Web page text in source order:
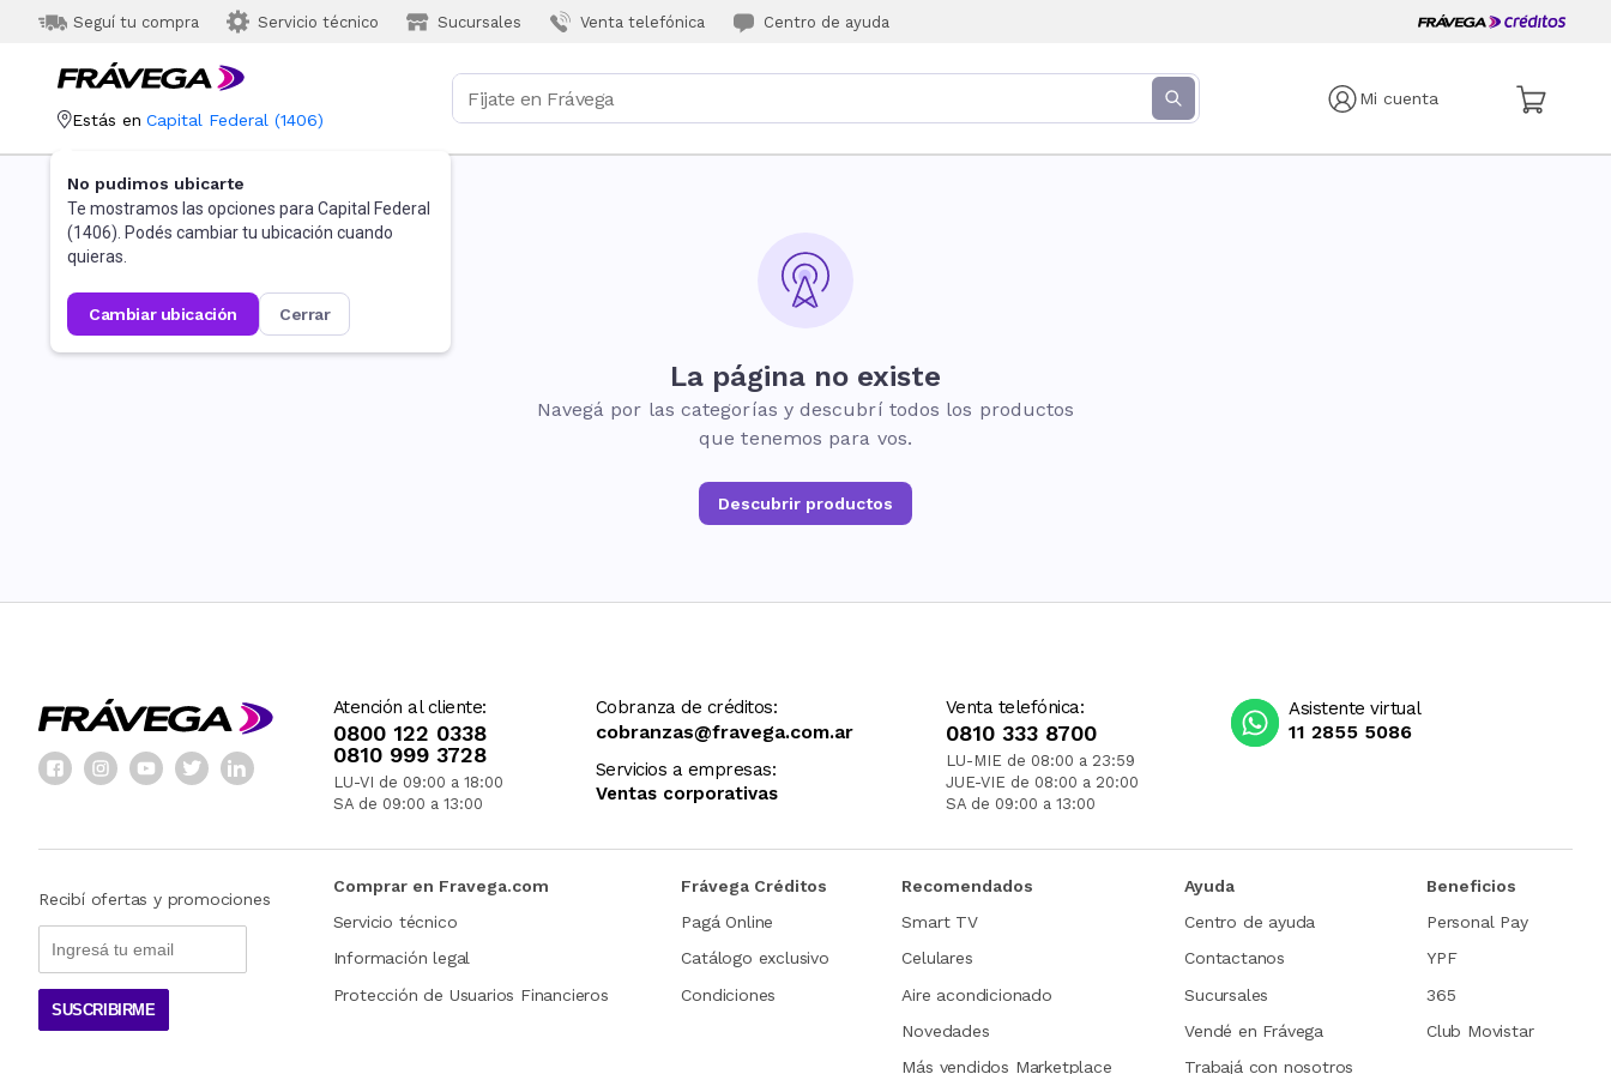
Seguí tu compra Servicio técnico Sucursales Venta telefónica Centro de ayuda
Mi cuenta
Estás en Capital Federal (1406)
No pudimos ubicarte
Te mostramos las opciones para Capital Federal
(1406). Podés cambiar tu ubicación cuando
quieras.
cambiar ubicación cerrar
La página no existe
Navegá por las categorías y descubrí todos los productos
que tenemos para vos.
Descubrir productos
Atención al cliente:
0800 122 0338
0810 999 3728
LU-VI de 09:00 a 18:00
SA de 09:00 a 13:00
Cobranza de créditos:
cobranzas@fravega.com.ar
Servicios a empresas:
Ventas corporativas
Venta telefónica:
0810 333 8700
LU-MIE de 08:00 a 23:59
JUE-VIE de 08:00 a 20:00
SA de 09:00 a 13:00
Asistente virtual
11 2855 5086
Recibí ofertas y promociones
SUSCRIBIRME
Comprar en Fravega.com
Servicio técnico
Información legal
Protección de Usuarios Financieros
Frávega Créditos
Pagá Online
Catálogo exclusivo
Condiciones
Recomendados
Smart TV
Celulares
Aire acondicionado
Novedades
Más vendidos Marketplace
Ayuda
Centro de ayuda
Contactanos
Sucursales
Vendé en Frávega
Trabajá con nosotros
Beneficios
Personal Pay
YPF
365
Club Movistar